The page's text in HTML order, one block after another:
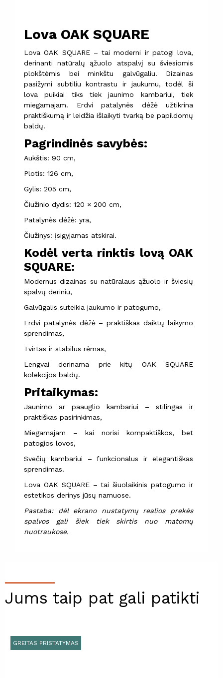
Lova OAK SQUARE
Lova OAK SQUARE – tai moderni ir patogi lova,
derinanti natūralų ąžuolo atspalvį su šviesiomis
plokštėmis bei minkštu galvūgaliu. Dizainas
pasižymi subtiliu kontrastu ir jaukumu, todėl ši
lova puikiai tiks tiek jaunimo kambariui, tiek
miegamajam. Erdvi patalynės dėžė užtikrina
praktiškumą ir leidžia išlaikyti tvarką be papildomų
baldų.
Pagrindinės savybės:
Aukštis: 90 cm,
Plotis: 126 cm,
Gylis: 205 cm,
Čiužinio dydis: 120 × 200 cm,
Patalynės dėžė: yra,
Čiužinys: įsigyjamas atskirai.
Kodėl verta rinktis lovą OAK
SQUARE:
Modernus dizainas su natūralaus ąžuolo ir šviesių
spalvų deriniu,
Galvūgalis suteikia jaukumo ir patogumo,
Erdvi patalynės dėžė – praktiškas daiktų laikymo
sprendimas,
Tvirtas ir stabilus rėmas,
Lengvai derinama prie kitų OAK SQUARE
kolekcijos baldų.
Pritaikymas:
Jaunimo ar paauglio kambariui – stilingas ir
praktiškas pasirinkimas,
Miegamajam – kai norisi kompaktiškos, bet
patogios lovos,
Svečių kambariui – funkcionalus ir elegantiškas
sprendimas.
Lova OAK SQUARE – tai šiuolaikinis patogumo ir
estetikos derinys jūsų namuose.
Pastaba: dėl ekrano nustatymų realios prekės
spalvos gali šiek tiek skirtis nuo matomų
nuotraukose.
Jums taip pat gali patikti
GREITAS PRISTATYMAS